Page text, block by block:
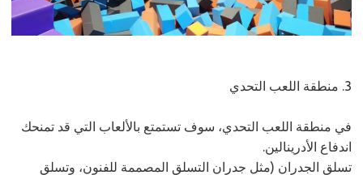
3. منطقة اللعب التحدي
في منطقة اللعب التحدي، سوف تستمتع بالألعاب التي قد تمنحك
اندفاع الأدرينالين.
تسلق الجدران (مثل جدران التسلق المصممة للفنون، وتسلق